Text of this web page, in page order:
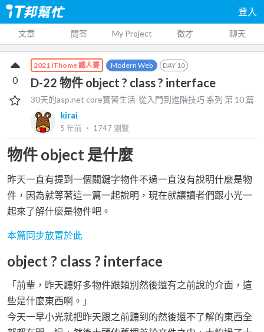
登入
文章 問答 My Project 徵才 聊天
2021 iThome 鐵人賽 Modern Web DAY 10
D-22 物件 object ? class ? interface
30天的asp.net core實習生活-從入門到進階技巧 系列 第 10 篇
kirai
5 年前 ‧ 1747瀏覽
0
物件 object 是什麼
昨天一直有提到一個關鍵字物件不過一直沒有說明什麼是物
件，因為就等著這一篇一起說明，現在就讓讀者們跟小光一
起來了解什麼是物件吧。
本篇同步放置於此
object ? class ? interface
「前輩，昨天聽好多物件跟類別然後還有之前說的介面，這
些是什麼東西啊。」
今天一早小光就把昨天跟之前聽到的然後還不了解的東西全